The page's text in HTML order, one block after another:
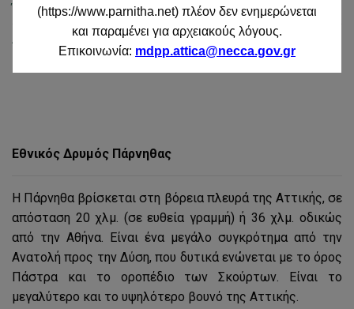
Έργα – Δράσεις
Ανακοινώσεις
Εθνικός Δρυμός Πάρνηθας
Η Πάρνηθα βρίσκεται στη βόρεια πλευρά της Αττικής, σε
απόσταση 20 χλμ. (σε ευθεία γραμμή) ή 36 χλμ. οδικώς
από την Αθήνα. Είναι ένα μεγάλο συγκρότημα από την
Ανατολή προς την Δύση, που δυτικά ενώνεται με το όρος
Πάστρα και το οροπέδιο των Σκούρτων. Είναι το
μεγαλύτερο και το υψηλότερο βουνό της Αττικής.
(https://www.parnitha.net) πλέον δεν ενημερώνεται
και παραμένει για αρχειακούς λόγους.
Επικοινωνία: mdpp.attica@necca.gov.gr